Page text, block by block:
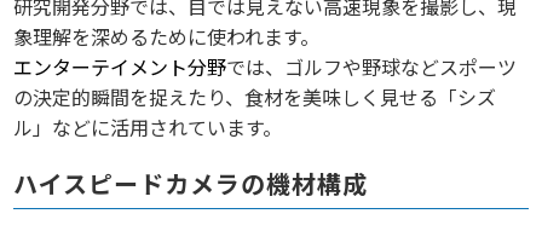
研究開発分野では、目では見えない高速現象を撮影し、現
象理解を深めるために使われます。
エンターテイメント分野では、ゴルフや野球などスポーツ
の決定的瞬間を捉えたり、食材を美味しく見せる「シズ
ル」などに活用されています。
ハイスピードカメラの機材構成